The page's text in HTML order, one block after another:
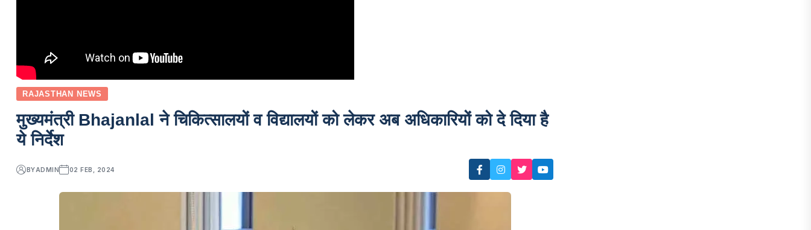
RAJASTHAN NEWS
मुख्यमंत्री Bhajanlal ने चिकित्सालयों व विद्यालयों को लेकर अब अधिकारियों को दे दिया है
ये निर्देश
BYADMIN 02 FEB, 2024